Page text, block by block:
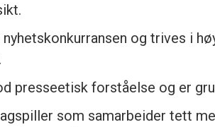
nyhetskonkurransen og trives i
presseetisk forståelse og er
som samarbeider tett